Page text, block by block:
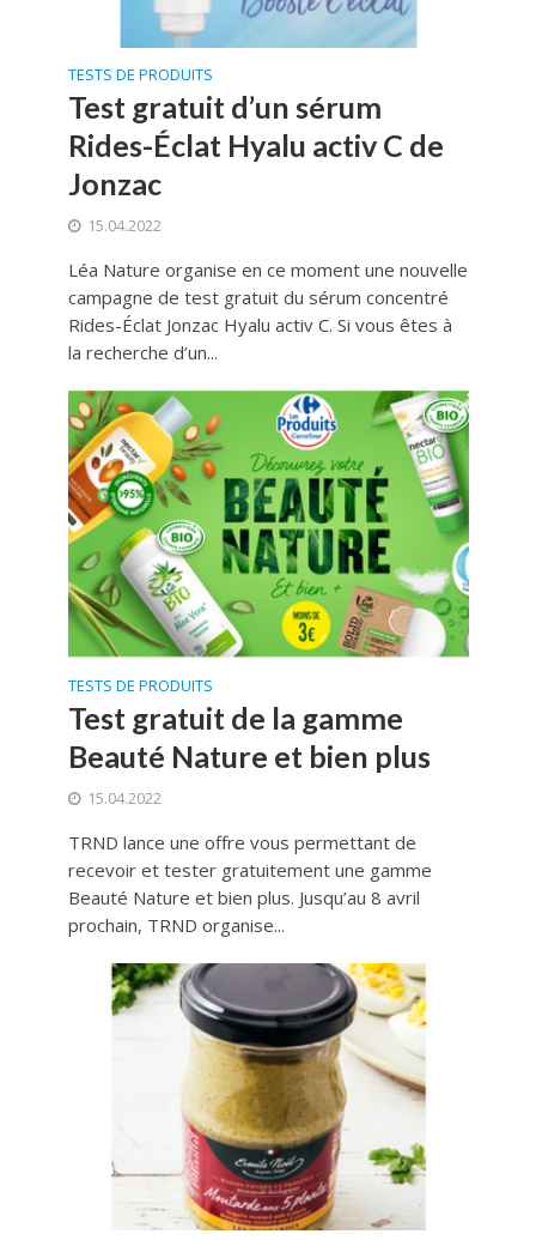
TESTS DE PRODUITS
Test gratuit d’un sérum
Rides-Éclat Hyalu activ C de
Jonzac
15.04.2022
Léa Nature organise en ce moment une nouvelle
campagne de test gratuit du sérum concentré
Rides-Éclat Jonzac Hyalu activ C. Si vous êtes à
la recherche d’un...
TESTS DE PRODUITS
Test gratuit de la gamme
Beauté Nature et bien plus
15.04.2022
TRND lance une offre vous permettant de
recevoir et tester gratuitement une gamme
Beauté Nature et bien plus. Jusqu’au 8 avril
prochain, TRND organise...